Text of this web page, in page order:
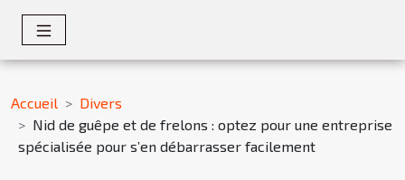
Accueil
Divers
Nid de guêpe et de frelons : optez pour une entreprise
spécialisée pour s’en débarrasser facilement